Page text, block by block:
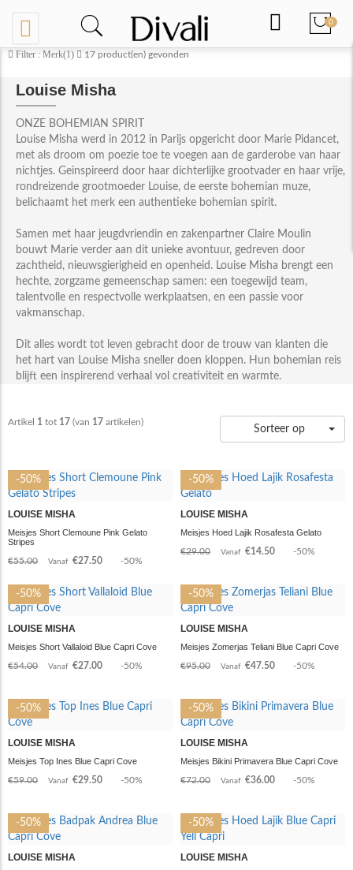
0
Filter : Merk(1) 17 product(en) gevonden
Louise Misha
ONZE BOHEMIAN SPIRIT
Louise Misha werd in 2012 in Parijs opgericht door Marie Pidancet,
met als droom om poezie toe te voegen aan de garderobe van haar
nichtjes. Geinspireerd door haar dichterlijke grootvader en haar vrije,
rondreizende grootmoeder Louise, de eerste bohemian muze,
belichaamt het merk een authentieke bohemian spirit.
Samen met haar jeugdvriendin en zakenpartner Claire Moulin
bouwt Marie verder aan dit unieke avontuur, gedreven door
zachtheid, nieuwsgierigheid en openheid. Louise Misha brengt een
hechte, zorgzame gemeenschap samen: een toegewijd team,
talentvolle en respectvolle werkplaatsen, en een passie voor
vakmanschap.
Dit alles wordt tot leven gebracht door de trouw van klanten die
het hart van Louise Misha sneller doen kloppen. Hun bohemian reis
blijft een inspirerend verhaal vol creativiteit en warmte.
Artikel 1 tot 17 (van 17 artikelen)
Sorteer op
-50%
LOUISE MISHA
Meisjes Short Clemoune Pink Gelato
Stripes
€55.00
Vanaf €27.50 -50%
-50%
LOUISE MISHA
Meisjes Hoed Lajik Rosafesta Gelato
€29.00
Vanaf €14.50 -50%
-50%
LOUISE MISHA
Meisjes Short Vallaloid Blue Capri Cove
€54.00
Vanaf €27.00 -50%
-50%
LOUISE MISHA
Meisjes Zomerjas Teliani Blue Capri Cove
€95.00
Vanaf €47.50 -50%
-50%
LOUISE MISHA
Meisjes Top Ines Blue Capri Cove
€59.00
Vanaf €29.50 -50%
-50%
LOUISE MISHA
Meisjes Bikini Primavera Blue Capri Cove
€72.00
Vanaf €36.00 -50%
-50%
LOUISE MISHA
-50%
LOUISE MISHA